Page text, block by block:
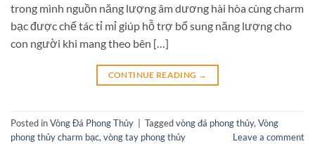
trong mình nguồn năng lượng âm dương hài hòa cùng charm
bạc được chế tác tỉ mỉ giúp hỗ trợ bổ sung năng lượng cho
con người khi mang theo bên […]
CONTINUE READING →
Posted inVòng Đá Phong Thủy Taggedvòng đá phong thủy, Vòng
phong thủy charm bạc, vòng tay phong thủy Leave a comment